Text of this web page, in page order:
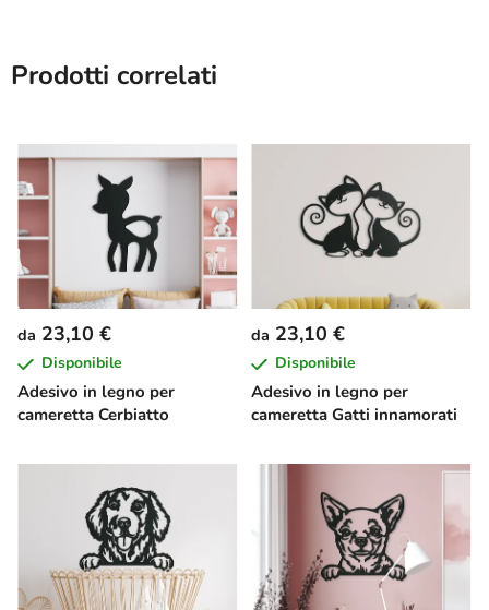
Prodotti correlati
Adesivo in legno per
cameretta Cerbiatto
da 23,10 €
Disponibile
Adesivo in legno per
cameretta Gatti innamorati
da 23,10 €
Disponibile